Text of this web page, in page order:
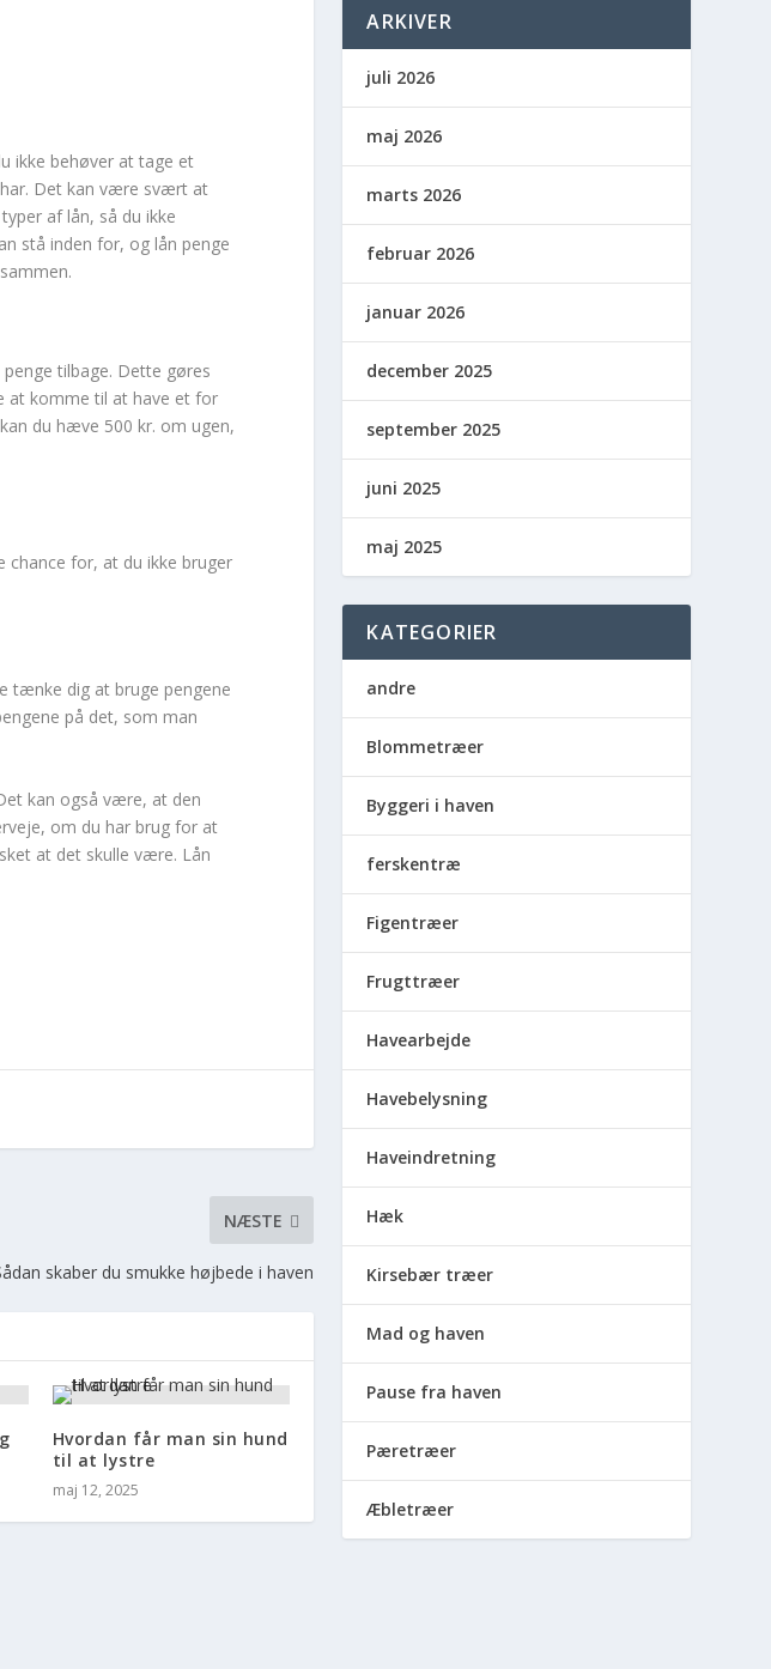
ikke behøver at tage et
Det kan være svært at
af lån, så du ikke
stå inden for, og lån penge
tilbage. Dette gøres
at komme til at have et for
du hæve 500 kr. om ugen,
chance for, at du ikke bruger
tænke dig at bruge pengene
på det, som man
kan også være, at den
om du har brug for at
at det skulle være. Lån
NÆSTE
skaber du smukke højbede i haven
Hvordan får man sin hund
til at lystre
maj 12, 2025
ARKIVER
juli 2026
maj 2026
marts 2026
februar 2026
januar 2026
december 2025
september 2025
juni 2025
maj 2025
KATEGORIER
andre
Blommetræer
Byggeri i haven
ferskentræ
Figentræer
Frugttræer
Havearbejde
Havebelysning
Haveindretning
Hæk
Kirsebær træer
Mad og haven
Pause fra haven
Pæretræer
Æbletræer